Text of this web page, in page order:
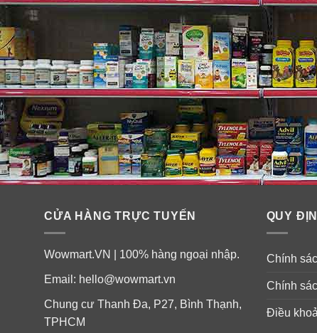
CỬA HÀNG TRỰC TUYẾN
Wowmart.VN | 100% hàng ngoại nhập.
Email: hello@wowmart.vn
Chung cư Thanh Đa, P27, Bình Thạnh,
TPHCM
QUY
Chính
Chính
Điều